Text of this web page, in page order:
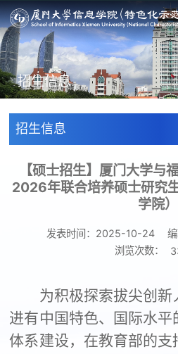
招生信息
招生信息
【硕士招生】厦门大学与
2026年联合培养硕士研究
学院）
发表时间：2025-10-24
浏览次数：
为积极探索拔尖创
进有中国特色、国际水
体系建设，在教育部的